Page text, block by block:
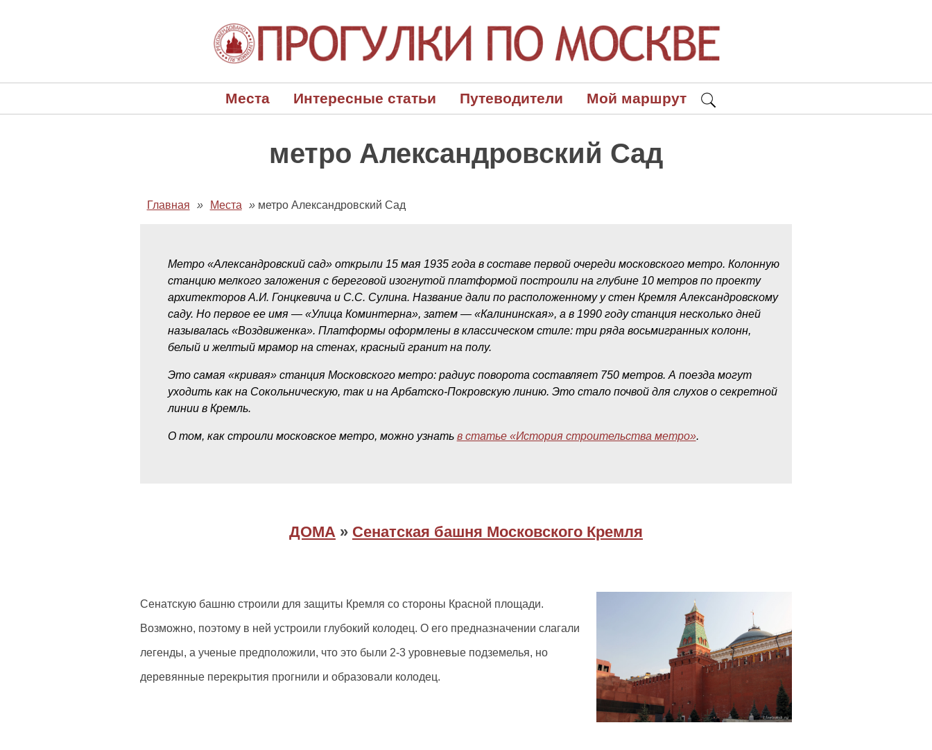
Места Интересные статьи Путеводители Мой маршрут
метро Александровский Сад
Главная » Места »метро Александровский Сад
Метро «Александровский сад» открыли 15 мая 1935 года в составе первой очереди московского метро. Колонную
станцию мелкого заложения с береговой изогнутой платформой построили на глубине 10 метров по проекту
архитекторов А.И. Гонцкевича и С.С. Сулина. Название дали по расположенному у стен Кремля Александровскому
саду. Но первое ее имя — «Улица Коминтерна», затем — «Калининская», а в 1990 году станция несколько дней
называлась «Воздвиженка». Платформы оформлены в классическом стиле: три ряда восьмигранных колонн,
белый и желтый мрамор на стенах, красный гранит на полу.
Это самая «кривая» станция Московского метро: радиус поворота составляет 750 метров. А поезда могут
уходить как на Сокольническую, так и на Арбатско‑Покровскую линию. Это стало почвой для слухов о секретной
линии в Кремль.
О том, как строили московское метро, можно узнать в статье «История строительства метро».
ДОМА » Сенатская башня Московского Кремля
Сенатскую башню строили для защиты Кремля со стороны Красной площади.
Возможно, поэтому в ней устроили глубокий колодец. О его предназначении слагали
легенды, а ученые предположили, что это были 2-3 уровневые подземелья, но
деревянные перекрытия прогнили и образовали колодец.